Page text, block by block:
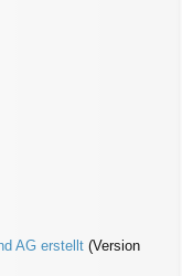
AG erstellt (Version